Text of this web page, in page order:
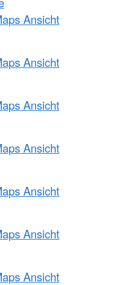
Ansicht
Ansicht
Ansicht
Ansicht
Ansicht
Ansicht
Ansicht